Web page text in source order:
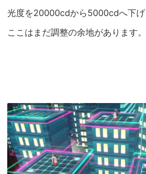
光度を20000cdから5000cdへ下げ
ここはまだ調整の余地があります。